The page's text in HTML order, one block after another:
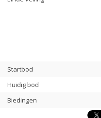
Startbod
Huidig bod
Biedingen